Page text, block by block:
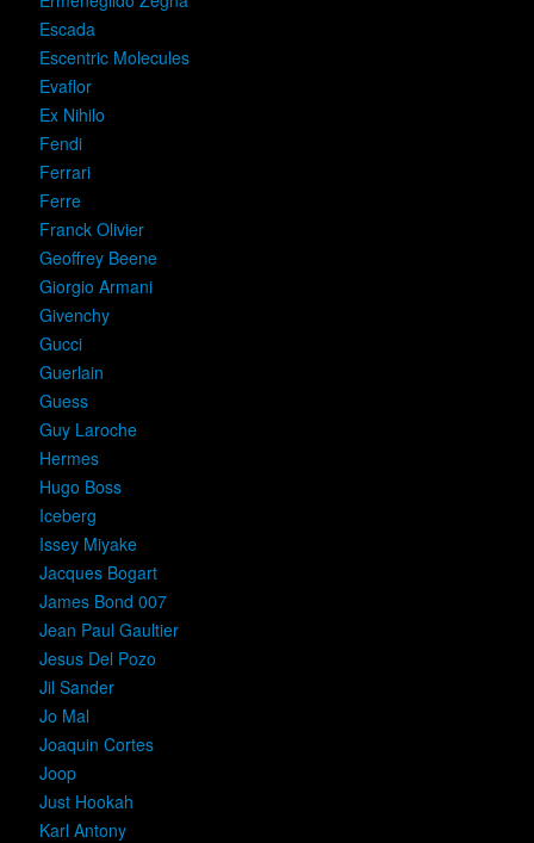
Escada
Escentric Molecules
Evaflor
Ex Nihilo
Fendi
Ferrari
Ferre
Franck Olivier
Geoffrey Beene
Giorgio Armani
Givenchy
Gucci
Guerlain
Guess
Guy Laroche
Hermes
Hugo Boss
Iceberg
Issey Miyake
Jacques Bogart
James Bond 007
Jean Paul Gaultier
Jesus Del Pozo
Jil Sander
Jo Mal
Joaquin Cortes
Joop
Just Hookah
Karl Antony